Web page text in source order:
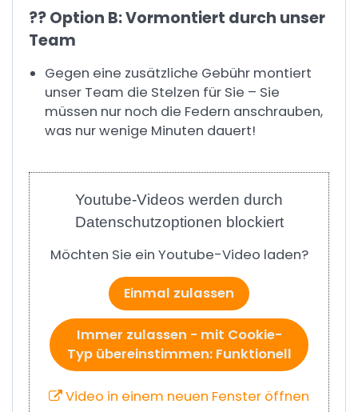
?‍? Option B: Vormontiert durch unser
Team
Gegen eine zusätzliche Gebühr montiert
unser Team die Stelzen für Sie – Sie
müssen nur noch die Federn anschrauben,
was nur wenige Minuten dauert!
Youtube-Videos werden durch
Datenschutzoptionen blockiert
Möchten Sie ein Youtube-Video laden?
Einmal zulassen
Immer zulassen - mit Cookie-
Typ übereinstimmen: Funktionell
Video in einem neuen Fenster öffnen